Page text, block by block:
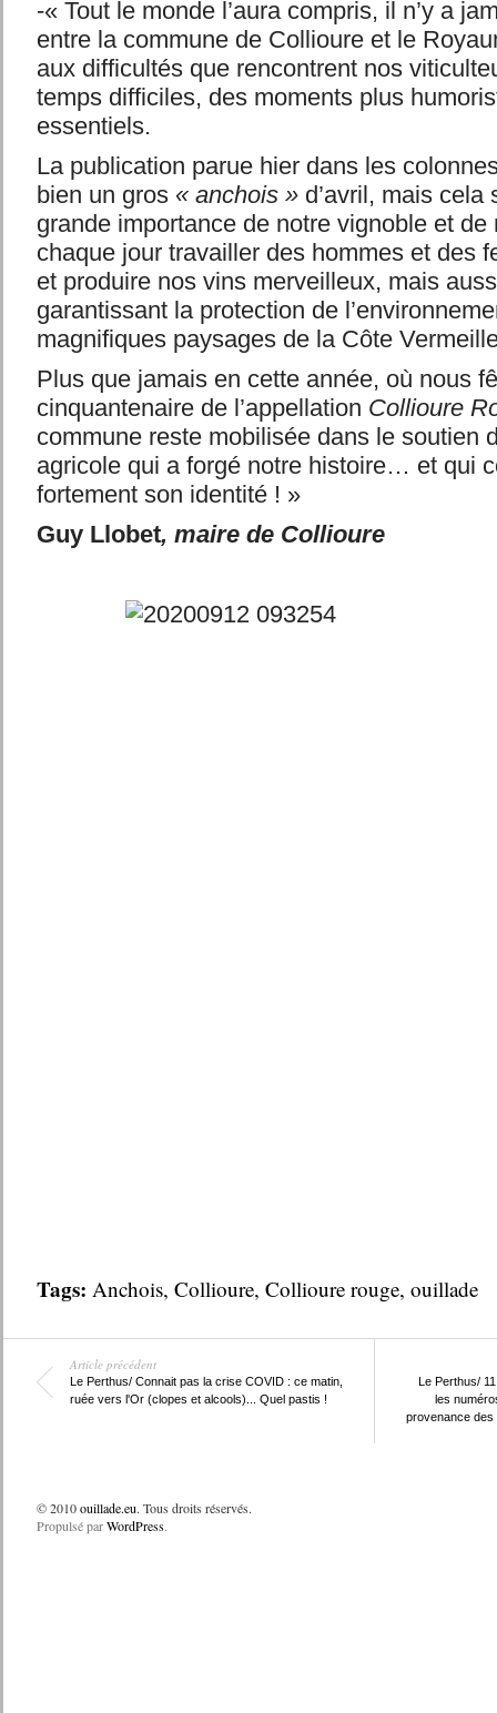
-« Tout le monde l’aura compris, il n’y a
entre la commune de Collioure et le
aux difficultés que rencontrent nos
temps difficiles, des moments plus
essentiels.
La publication parue hier dans les
bien un gros « anchois »d’avril, mais cela
grande importance de notre vignoble et de
chaque jour travailler des hommes et des
et produire nos vins merveilleux, mais
garantissant la protection de
magnifiques paysages de la Côte
Plus que jamais en cette année, où nous
cinquantenaire de l’appellation Collioure
commune reste mobilisée dans le soutien
agricole qui a forgé notre histoire… et qui
fortement son identité ! »
Guy Llobet, maire de Collioure
Tags: Anchois, Collioure, Collioure rouge, ouillade
Article précédent
Le Perthus/ Connait pas la crise COVID : ce matin,
ruée vers l'Or (clopes et alcools)... Quel pastis !
Le Perthus/
les
provenance des
© 2010ouillade.eu. Tous droits réservés.
Propulsé parWordPress.